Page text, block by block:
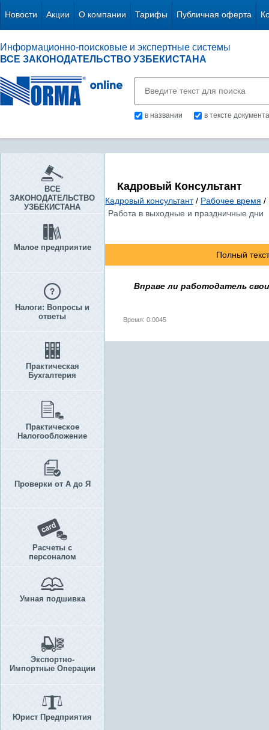
Новости Акции О компании Тарифы Публичная оферта
Информационно-поисковые и экспертные системы
ВСЕ ЗАКОНОДАТЕЛЬСТВО УЗБЕКИСТАНА
в названии в тексте документа
ВСЕ
ЗАКОНОДАТЕЛЬСТВО
УЗБЕКИСТАНА
Малое предприятие
Налоги: Вопросы и
ответы
Практическая
Бухгалтерия
Практическое
Налогообложение
Проверки от А до Я
Расчеты с
персоналом
Умная подшивка
Экспортно-
Импортные Операции
Юрист Предприятия
Кадровый Консультант
Кадровый консультант / Рабочее время /
Работа в выходные и праздничные дни
Полный
Вправе ли работодатель
Время: 0.0045